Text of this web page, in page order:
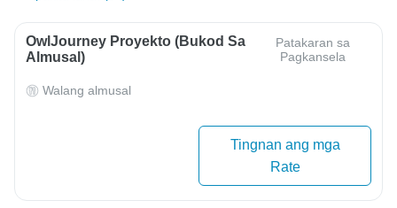
OwlJourney Proyekto (Bukod Sa
Almusal)
Patakaran sa
Pagkansela
Walang almusal
Tingnan ang mga
Rate